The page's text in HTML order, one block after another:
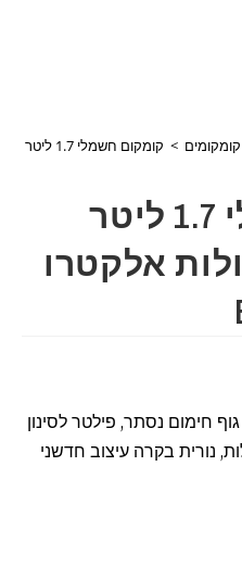
קומקומים > קומקום חשמלי 1.7 ליטר בעל דפנות כפולות אלקטרו חנן דגם EL-163
קומקום חשמלי 1.7 ליטר
אלקטרו
קיבולת 1.7 ליטר, גוף חימום נסתר, פילטר לסינון
בעל סיבוב 360 מעלות, נורית בקרה עיצוב חדשני